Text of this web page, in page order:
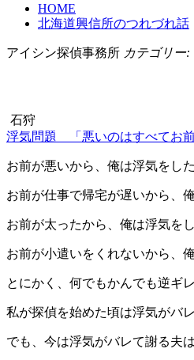
HOME
北海道興信所のつれづれ話
アイシン探偵事務所 カテゴリー:
石狩
浮気問題 「悪いのはすべてお前
お前が悪いから、俺は浮気をし
お前が仕事で帰宅が遅いから、
お前が太ったから、俺は浮気を
お前が小遣いをくれないから、
とにかく、何でもかんでも逆ギ
私が探偵を始めた頃は浮気がバ
でも、今は浮気がバレて謝る夫